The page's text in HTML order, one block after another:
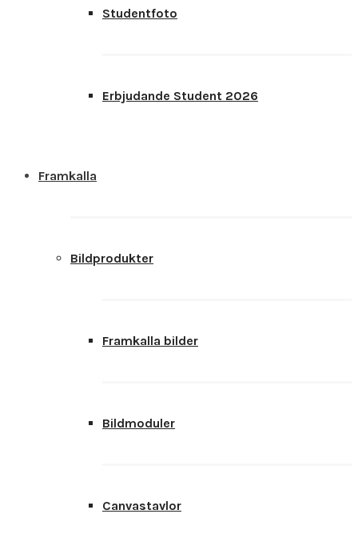
Studentfoto
Erbjudande Student 2026
Framkalla
Bildprodukter
Framkalla bilder
Bildmoduler
Canvastavlor